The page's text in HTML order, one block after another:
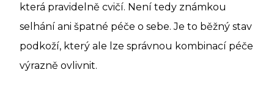
která pravidelně cvičí. Není tedy známkou
selhání ani špatné péče o sebe. Je to běžný stav
podkoží, který ale lze správnou kombinací péče
výrazně ovlivnit.